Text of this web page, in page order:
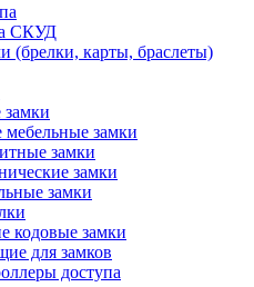
СКУД
(брелки, карты, браслеты)
замки
замки
замки
замки
кодовые замки
для замков
доступа